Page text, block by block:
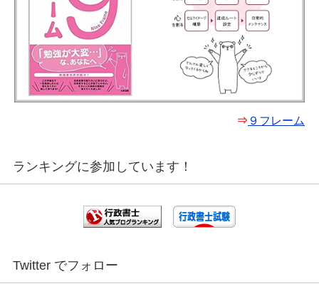
⇒ ９フレーム
ランキングに参加しています！
Twitter でフォロー